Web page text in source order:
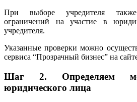
При выборе учредителя
ограничений на участие в
учредителя.
Указанные проверки можно
сервиса “Прозрачный бизнес” на
Шаг 2. Определяем
юридического лица